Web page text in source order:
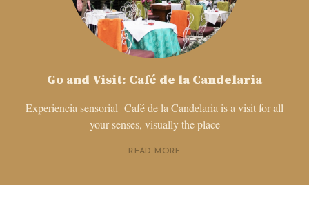
Go and Visit: Café de la Candelaria
Experiencia sensorial Café de la Candelaria is a visit for all
your senses, visually the place
READ MORE